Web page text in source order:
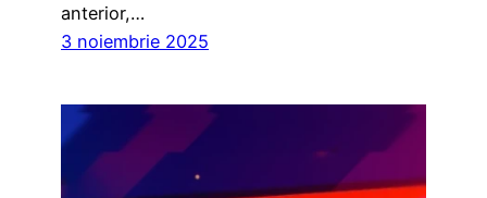
anterior,…
3 noiembrie 2025